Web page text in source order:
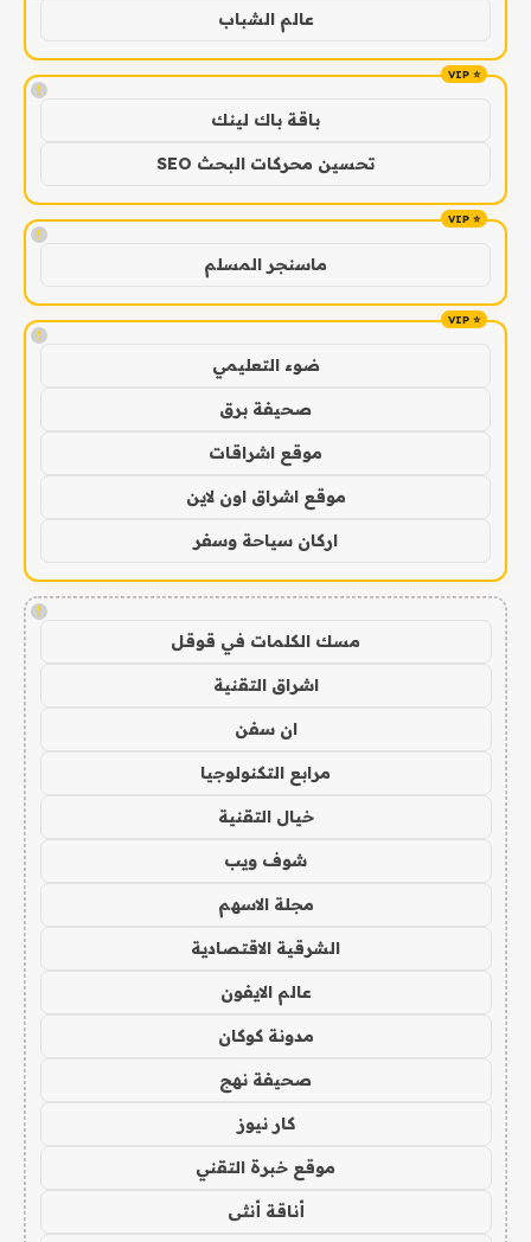
عالم الشباب
!
باقة باك لينك
تحسين محركات البحث SEO
!
ماسنجر المسلم
!
ضوء التعليمي
صحيفة برق
موقع اشراقات
موقع اشراق اون لاين
اركان سياحة وسفر
!
مسك الكلمات في قوقل
اشراق التقنية
ان سفن
مرابع التكنولوجيا
خيال التقنية
شوف ويب
مجلة الاسهم
الشرقية الاقتصادية
عالم الايفون
مدونة كوكان
صحيفة نهج
كار نيوز
موقع خبرة التقني
أناقة أنثى